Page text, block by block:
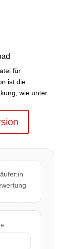
für
ist die
wie unter